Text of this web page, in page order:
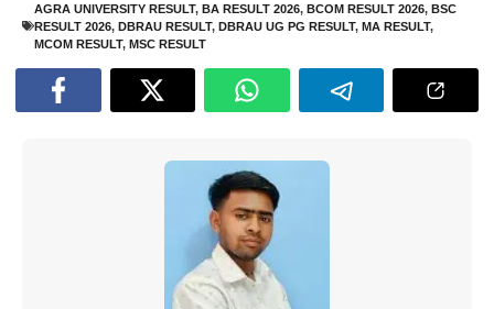
AGRA UNIVERSITY RESULT, BA RESULT 2026, BCOM RESULT 2026, BSC
RESULT 2026, DBRAU RESULT, DBRAU UG PG RESULT, MA RESULT,
MCOM RESULT, MSC RESULT